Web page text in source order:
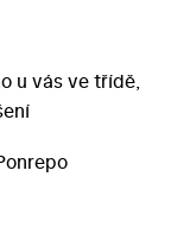
u vás ve třídě,